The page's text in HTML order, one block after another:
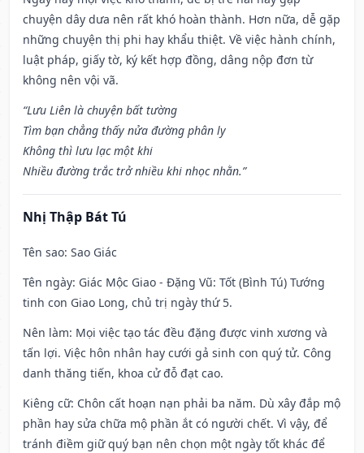
chuyện dây dưa nên rất khó hoàn thành. Hơn nữa, dễ gặp
những chuyện thị phi hay khẩu thiệt. Về việc hành chính,
luật pháp, giấy tờ, ký kết hợp đồng, dâng nộp đơn từ
không nên vội vã.
“Lưu Liên là chuyện bất tường
Tìm bạn chẳng thấy nửa đường phân ly
Không thì lưu lạc một khi
Nhiều đường trắc trở nhiều khi nhọc nhằn.”
Nhị Thập Bát Tú
Tên sao: Sao Giác
Tên ngày: Giác Mộc Giao - Đặng Vũ: Tốt (Bình Tú) Tướng
tinh con Giao Long, chủ trị ngày thứ 5.
Nên làm: Mọi việc tạo tác đều đặng được vinh xương và
tấn lợi. Việc hôn nhân hay cưới gả sinh con quý tử. Công
danh thăng tiến, khoa cử đỗ đạt cao.
Kiêng cữ: Chôn cất hoạn nạn phải ba năm. Dù xây đắp mộ
phần hay sửa chữa mộ phần ắt có người chết. Vì vậy, để
tránh điềm giữ quý bạn nên chọn một ngày tốt khác để